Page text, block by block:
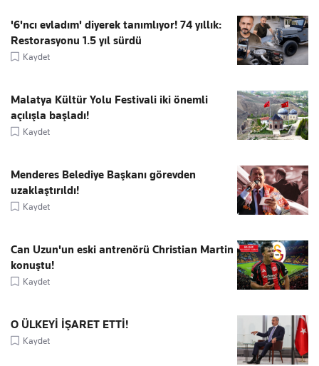
'6'ncı evladım' diyerek tanımlıyor! 74 yıllık:
Restorasyonu 1.5 yıl sürdü
Kaydet
Malatya Kültür Yolu Festivali iki önemli
açılışla başladı!
Kaydet
Menderes Belediye Başkanı görevden
uzaklaştırıldı!
Kaydet
Can Uzun'un eski antrenörü Christian Martin
konuştu!
Kaydet
O ÜLKEYİ İŞARET ETTİ!
Kaydet